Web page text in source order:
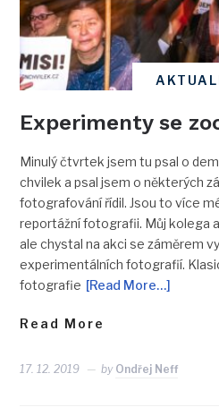
Experimenty se
Minulý čtvrtek jsem tu psal o
chvilek a psal jsem o některých
fotografování řídil. Jsou to více
reportážní fotografii. Můj kolega
ale chystal na akci se záměrem
experimentálních fotografií.
fotografie [Read More…]
Read More
17. 12. 2019 by Ondřej Neff